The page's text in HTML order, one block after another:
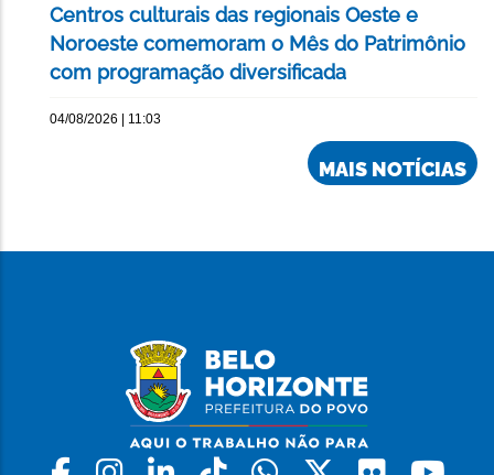
Centros culturais das regionais Oeste e
Noroeste comemoram o Mês do Patrimônio
com programação diversificada
04/08/2026 | 11:03
MAIS NOTÍCIAS